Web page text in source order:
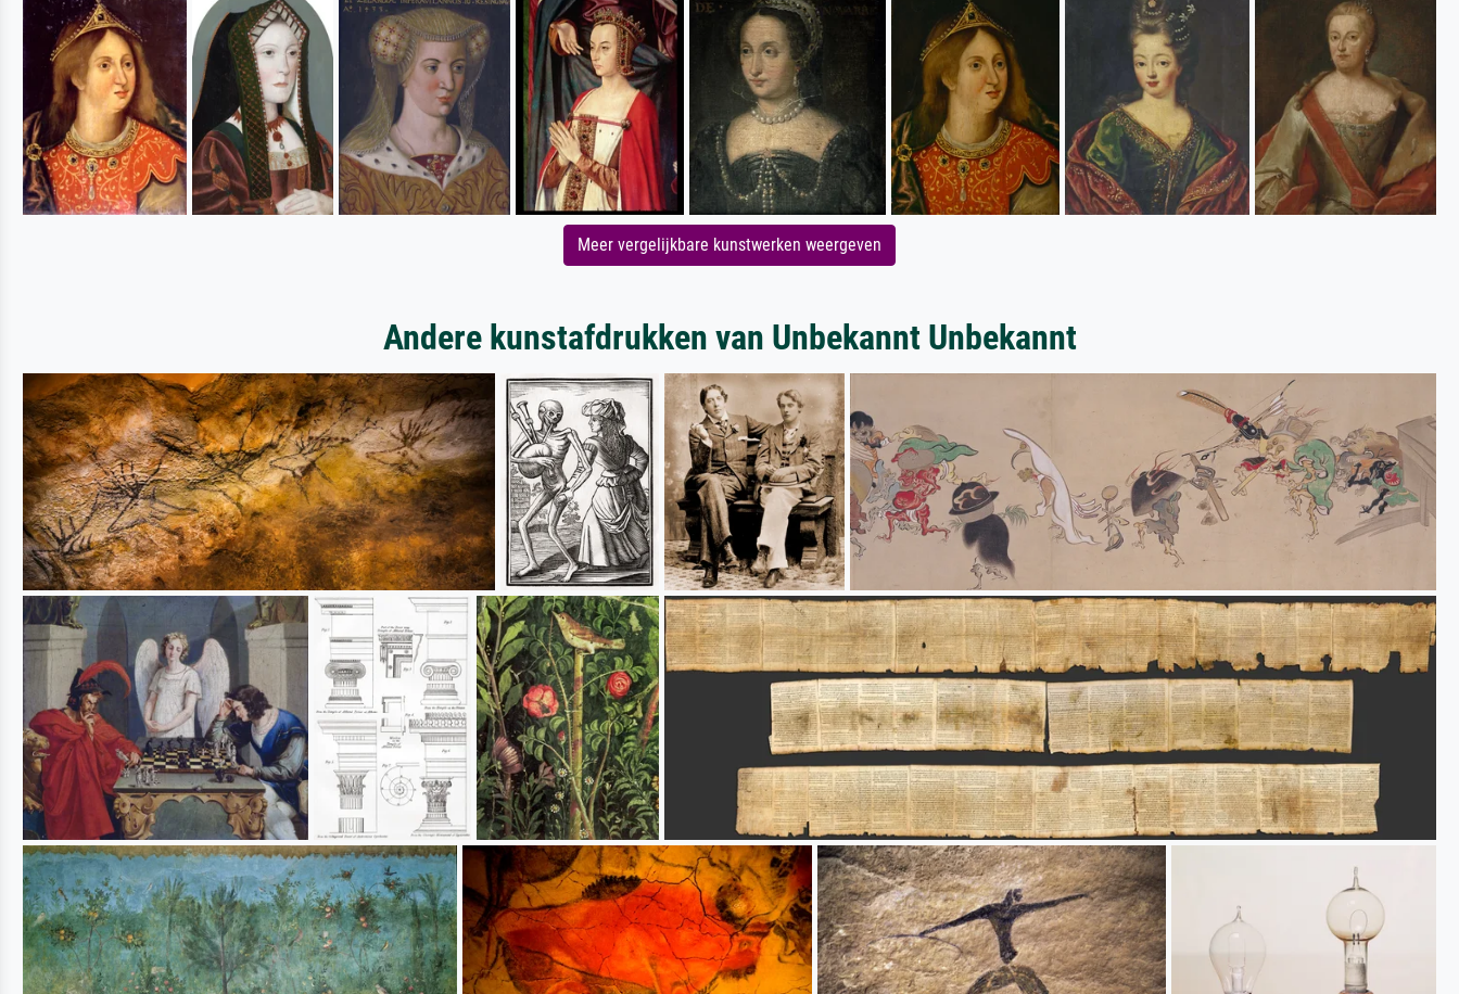
Meer vergelijkbare kunstwerken weergeven
Andere kunstafdrukken van Unbekannt Unbekannt